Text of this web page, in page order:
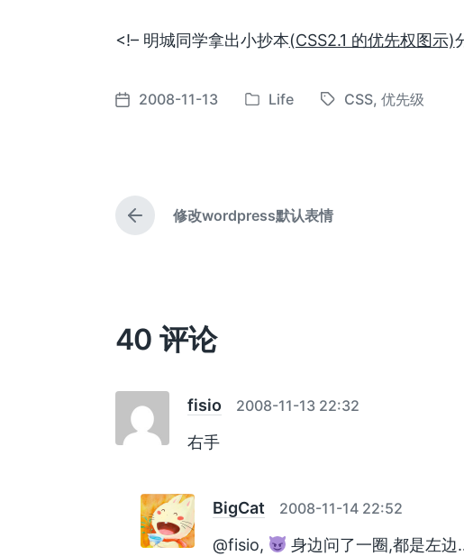
<!– 明城同学拿出小抄本(CSS2.1 的优先权图示)
发
2008-11-13
发
Life
标
CSS, 优先级
上
篇
修改wordpress默认表情
40 评论
fisio 2008-11-13 22:32
右手
BigCat 2008-11-14 22:52
@fisio, 身边问了一圈,都是左